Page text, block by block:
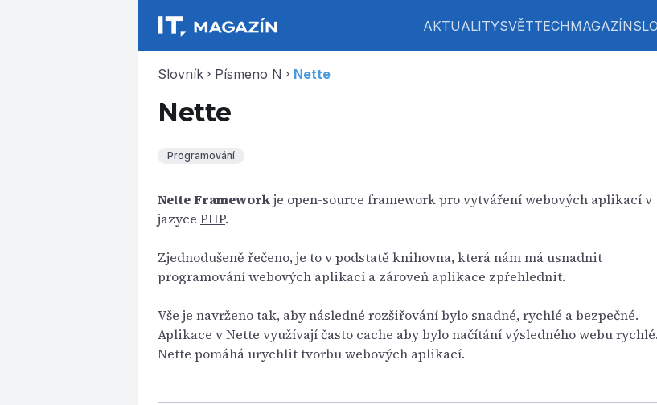
AKTUALITYSVĚTTECHMAGAZÍN
Slovník chevron_right Písmeno N chevron_right Nette
Nette
Programování
Nette Frameworkje open-source framework pro vytváření webových aplikací v
jazyce PHP.
Zjednodušeně řečeno, je to v podstatě knihovna, která nám má usnadnit
programování webových aplikací a zároveň aplikace zpřehlednit.
Vše je navrženo tak, aby následné rozšiřování bylo snadné, rychlé a bezpečné.
Aplikace v Nette využívají často cache aby bylo načítání výsledného webu rychlé.
Nette pomáhá urychlit tvorbu webových aplikací.